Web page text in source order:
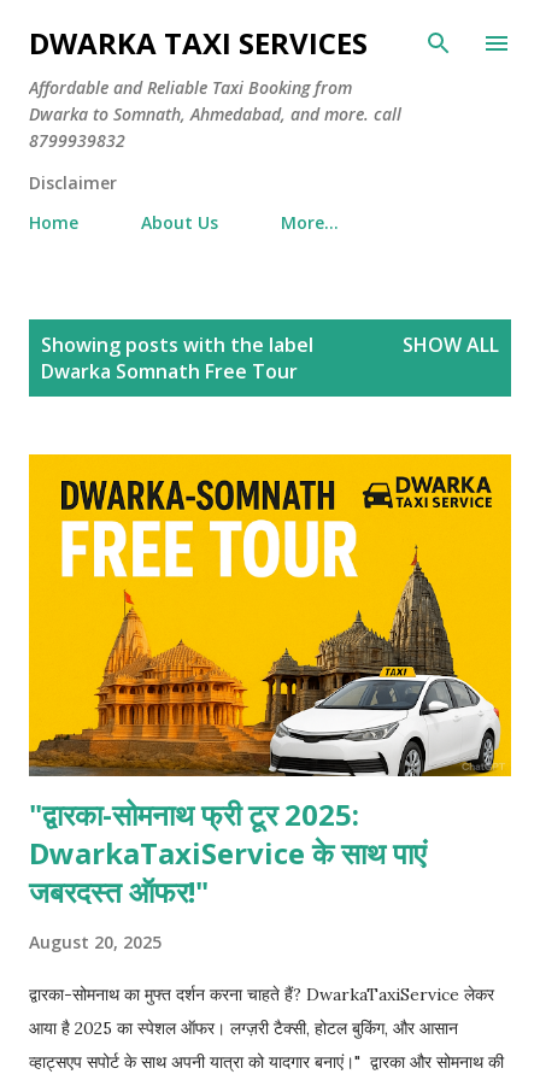
Skip to main content
DWARKA TAXI SERVICES
Affordable and Reliable Taxi Booking from
Dwarka to Somnath, Ahmedabad, and more. call
8799939832
Disclaimer
Home
About Us More…
Showing posts with the label
Dwarka Somnath Free Tour
SHOW ALL
"द्वारका-सोमनाथ फ्री टूर 2025:
DwarkaTaxiService के साथ पाएं
जबरदस्त ऑफर!"
August 20, 2025
द्वारका-सोमनाथ का मुफ्त दर्शन करना चाहते हैं? DwarkaTaxiService लेकर
आया है 2025 का स्पेशल ऑफर। लग्ज़री टैक्सी, होटल बुकिंग, और आसान
व्हाट्सएप सपोर्ट के साथ अपनी यात्रा को यादगार बनाएं।" द्वारका और सोमनाथ की